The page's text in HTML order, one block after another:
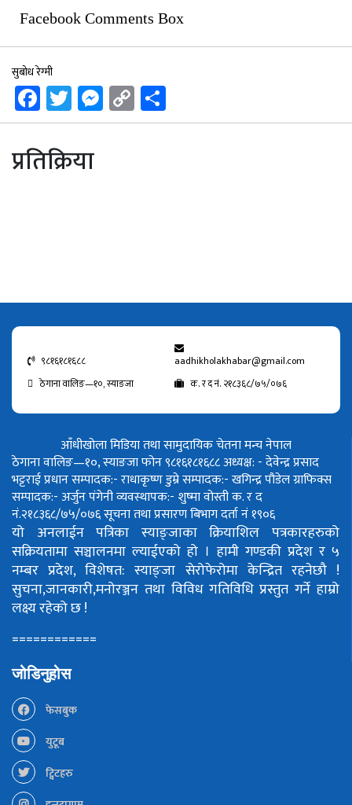
Facebook Comments Box
सुबोध रेग्मी
Facebook
Twitter
Messenger
Copy
Link
प्रतिक्रिया
९८१६१८१६८८
aadhikholakhabar@gmail.com
ठेगाना वालिङ—१०, स्याङजा
क. र द नं. २१८३६८/७५/०७६
आँधीखोला मिडिया तथा सामुदायिक चेतना मन्च नेपाल
ठेगाना वालिङ—१०, स्याङजा फोन ९८१६१८१६८८अध्यक्ष: - देवेन्द्र प्रसाद
भट्टराईप्रधान सम्पादक:- राधाकृष्ण डुम्रेसम्पादक:- खगिन्द्र पौडेलग्राफिक्स
सम्पादक:- अर्जुन पंगेनीव्यवस्थापक:- शुष्मा वोस्तीक. र द
नं.२१८३६८/७५/०७६सूचना तथा प्रसारण बिभाग दर्ता नं १९०६
यो अनलाईन पत्रिका स्याङ्जाका क्रियाशिल पत्रकारहरुको
सक्रियतामा सञ्चालनमा ल्याईएको हो । हामी गण्डकी प्रदेश र ५
नम्बर प्रदेश, विशेषत: स्याङ्जा सेरोफेरोमा केन्द्रित रहनेछौ !
सुचना,जानकारी,मनोरञ्जन तथा विविध गतिविधि प्रस्तुत गर्ने हाम्रो
लक्ष्य रहेको छ !
============
जोडिनुहोस
फेसबुक
युटूब
ट्विटहरु